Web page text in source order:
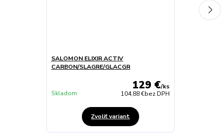
SALOMON ELIXIR ACTIV
CARBON/SLAGRE/GLACGR
129 €/ks
104,88 €bez DPH
Skladom
Zvoliť variant